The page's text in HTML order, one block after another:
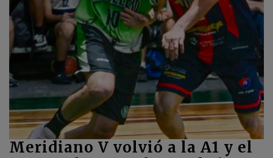
Meridiano V volvió a la A1 y el
resto pelea por el repechaje
25 de Agosto, 2025